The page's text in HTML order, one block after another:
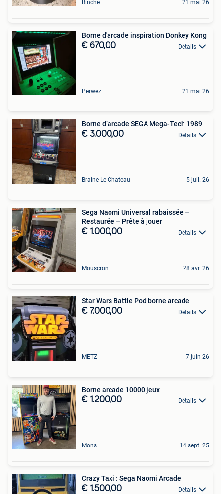
Binche 21 mai 26
Borne d'arcade inspiration Donkey Kong
€ 670,00 Détails
Perwez 21 mai 26
Borne d’arcade SEGA Mega-Tech 1989
€ 3.000,00 Détails
Braine-Le-Chateau 5 juil. 26
Sega Naomi Universal rabaissée –
Restaurée – Prête à jouer
€ 1.000,00 Détails
Mouscron 28 avr. 26
Star Wars Battle Pod borne arcade
€ 7.000,00 Détails
METZ 7 juin 26
Borne arcade 10000 jeux
€ 1.200,00 Détails
Mons 14 sept. 25
Crazy Taxi : Sega Naomi Arcade
€ 1.500,00 Détails